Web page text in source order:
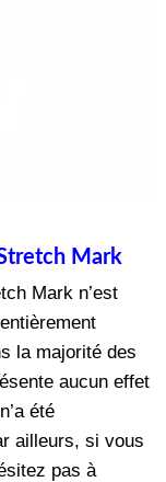
Mark
Mark n’est
la majorité des
aucun effet
été
ailleurs, si vous
pas à